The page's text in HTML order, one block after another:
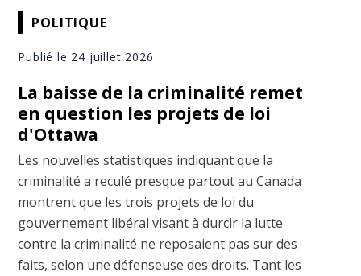
POLITIQUE
Publié le 24 juillet 2026
La baisse de la criminalité remet
en question les projets de loi
d'Ottawa
Les nouvelles statistiques indiquant que la
criminalité a reculé presque partout au Canada
montrent que les trois projets de loi du
gouvernement libéral visant à durcir la lutte
contre la criminalité ne reposaient pas sur des
faits, selon une défenseuse des droits. Tant les